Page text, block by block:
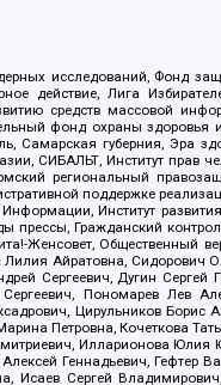
исследований, Фонд
Лига
средств массовой
фонд охраны
Самарская губерния,
СИБАЛЬТ, Институт прав
региональный
поддержке
Институт
Гражданский
Женсовет, Общественный
Айратовна, Сидорович
Сергеевич, Дугин Сергей
Пономарев Лев
Цирульников
Петровна, Кочеткова
Илларионова
Геннадьевич, Гефтер
Сергей